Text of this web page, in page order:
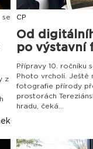
se
z
CP
Od
po výstavní
Přípravy 10. ročníku
Photo vrcholí. Ještě
fotografie přírody
prostorách
hradu, čeká...